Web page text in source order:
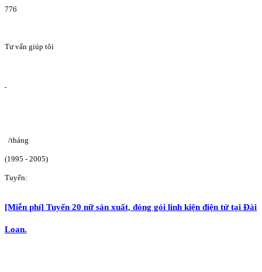
776
Tư vấn giúp tôi
/tháng
(1995 - 2005)
Tuyển:
[Miễn phí] Tuyển 20 nữ sản xuất, đóng gói linh kiện điện tử tại Đài
Loan.